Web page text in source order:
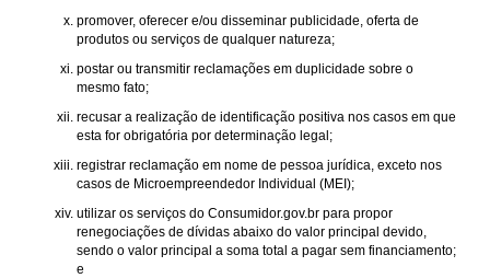
promover, oferecer e/ou disseminar publicidade, oferta de
produtos ou serviços de qualquer natureza;
postar ou transmitir reclamações em duplicidade sobre o
mesmo fato;
recusar a realização de identificação positiva nos casos em que
esta for obrigatória por determinação legal;
registrar reclamação em nome de pessoa jurídica, exceto nos
casos de Microempreendedor Individual (MEI);
utilizar os serviços do Consumidor.gov.br para propor
renegociações de dívidas abaixo do valor principal devido,
sendo o valor principal a soma total a pagar sem financiamento;
e